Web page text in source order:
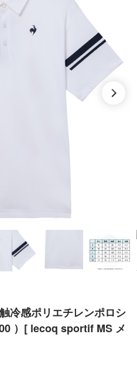
冷感ポリエチレンポロシ
）[ lecoq sportif MS メ